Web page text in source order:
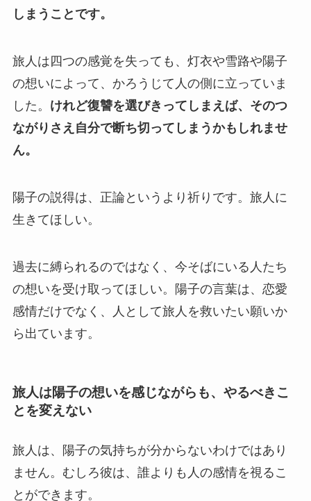
しまうことです。
旅人は四つの感覚を失っても、灯衣や雪路や陽子
の想いによって、かろうじて人の側に立っていま
した。 けれど復讐を選びきってしまえば、そのつ
ながりさえ自分で断ち切ってしまうかもしれませ
ん。
陽子の説得は、正論というより祈りです。旅人に
生きてほしい。
過去に縛られるのではなく、今そばにいる人たち
の想いを受け取ってほしい。陽子の言葉は、恋愛
感情だけでなく、人として旅人を救いたい願いか
ら出ています。
旅人は陽子の想いを感じながらも、やるべきこ
とを変えない
旅人は、陽子の気持ちが分からないわけではあり
ません。むしろ彼は、誰よりも人の感情を視るこ
とができます。